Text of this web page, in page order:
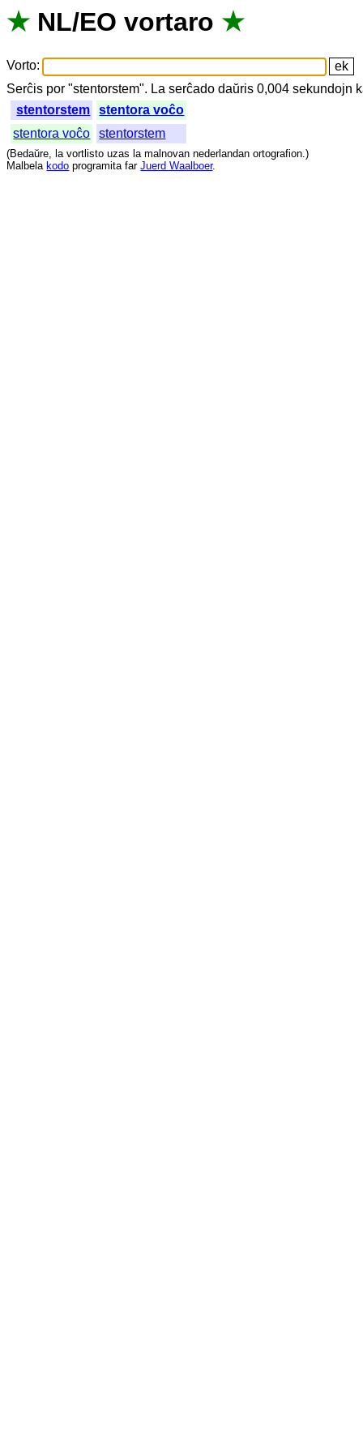
★ NL/EO vortaro ★
Vorto:
Serĉis por "stentorstem". La serĉado daŭris 0,004sekundojn
stentorstem
stentora voĉo
stentora voĉo
stentorstem
(Bedaŭre, la vortlisto uzas la malnovan nederlandan ortografion.)
Malbela kodo programita far Juerd Waalboer.